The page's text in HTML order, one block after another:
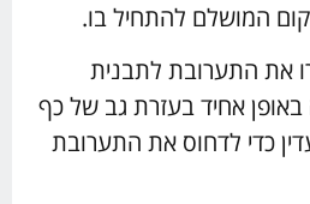
המושלם להתחיל בו.
את התערובת לתבנית
אחיד בעזרת גב של כף
כדי לדחוס את התערובת